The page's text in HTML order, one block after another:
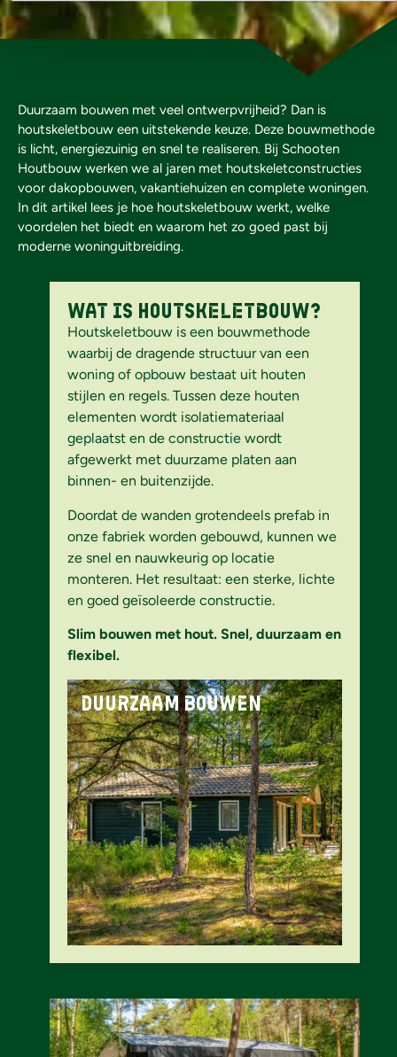
Duurzaam bouwen met veel ontwerpvrijheid? Dan is
houtskeletbouw een uitstekende keuze. Deze bouwmethode
is licht, energiezuinig en snel te realiseren. Bij Schooten
Houtbouw werken we al jaren met houtskeletconstructies
voor dakopbouwen, vakantiehuizen en complete woningen.
In dit artikel lees je hoe houtskeletbouw werkt, welke
voordelen het biedt en waarom het zo goed past bij
moderne woninguitbreiding.
Wat is houtskeletbouw?
Houtskeletbouw is een bouwmethode
waarbij de dragende structuur van een
woning of opbouw bestaat uit houten
stijlen en regels. Tussen deze houten
elementen wordt isolatiemateriaal
geplaatst en de constructie wordt
afgewerkt met duurzame platen aan
binnen- en buitenzijde.
Doordat de wanden grotendeels prefab in
onze fabriek worden gebouwd, kunnen we
ze snel en nauwkeurig op locatie
monteren. Het resultaat: een sterke, lichte
en goed geïsoleerde constructie.
Slim bouwen met hout. Snel, duurzaam en
flexibel.
Duurzaam bouwen